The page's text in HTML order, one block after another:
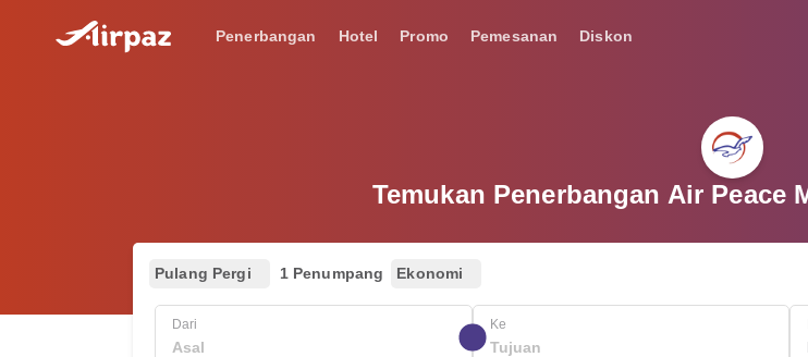
Penerbangan Hotel Promo Pemesanan Diskon
Temukan Penerbangan Air Peace
Pulang Pergi 1 Penumpang Ekonomi
Dari Ke